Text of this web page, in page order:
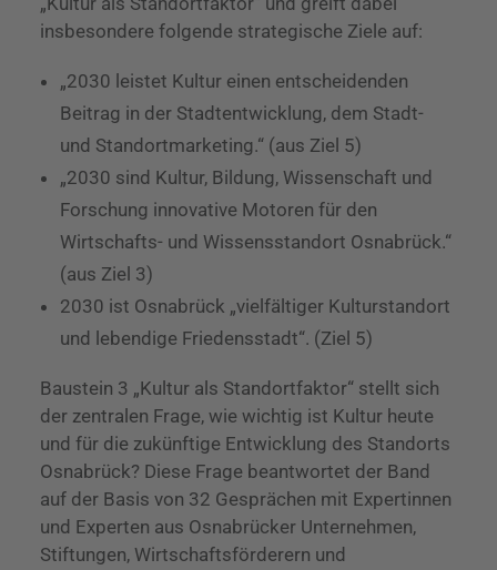
insbesondere folgende strategische Ziele auf:
„2030 leistet Kultur einen entscheidenden
Beitrag in der Stadtentwicklung, dem Stadt-
und Standortmarketing.“ (aus Ziel 5)
„2030 sind Kultur, Bildung, Wissenschaft und
Forschung innovative Motoren für den
Wirtschafts- und Wissensstandort Osnabrück.“
(aus Ziel 3)
2030 ist Osnabrück „vielfältiger Kulturstandort
und lebendige Friedensstadt“. (Ziel 5)
Baustein 3 „Kultur als Standortfaktor“ stellt sich
der zentralen Frage, wie wichtig ist Kultur heute
und für die zukünftige Entwicklung des Standorts
Osnabrück? Diese Frage beantwortet der Band
auf der Basis von 32 Gesprächen mit Expertinnen
und Experten aus Osnabrücker Unternehmen,
Stiftungen, Wirtschaftsförderern und